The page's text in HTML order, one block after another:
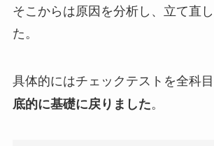
そこからは原因を分析し、立て直
た。
具体的にはチェックテストを全科目
底的に基礎に戻りました。